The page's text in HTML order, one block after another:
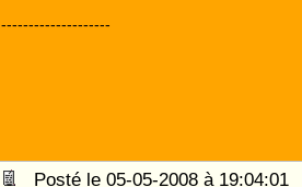
--------------------
Posté le 05-05-2008 à